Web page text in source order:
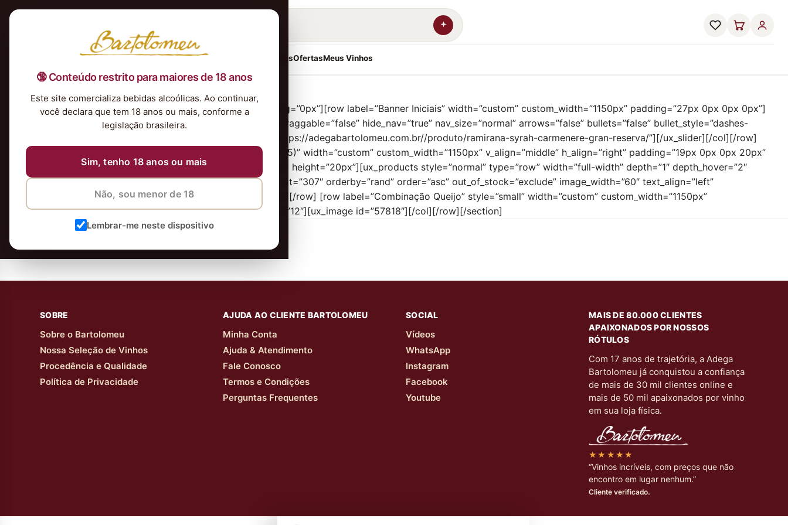
🔞 Conteúdo restrito para maiores de 18 anos
Este site comercializa bebidas alcoólicas. Ao continuar,
você declara que tem 18 anos ou mais, conforme a
legislação brasileira.
Sim, tenho 18 anos ou mais
Não, sou menor de 18
Lembrar-me neste dispositivo
Nossa Seleção TintosBrancosEspumantesRosés Kits & PresentesOfertasMeus Vinhos
Harmonização Churrasco
[section label=”Tudo” bg_color=”rgb(245, 245, 245)” padding=”0px”][row label=”Banner Iniciais” width=”custom” custom_width=”1150px” padding=”27px 0px 0px 0px”]
[col span__sm=”12″][ux_slider type=”fade” infinitive=”false” draggable=”false” hide_nav=”true” nav_size=”normal” arrows=”false” bullets=”false” bullet_style=”dashes-
spaced”][ux_image id=”62581″ image_size=”original” link=”https://adegabartolomeu.com.br//produto/ramirana-syrah-carmenere-gran-reserva/”][/ux_slider][/col][/row]
[row label=”SAFRAS EXCLUSIVAS” col_bg=”rgb(255, 255, 255)” width=”custom” custom_width=”1150px” v_align=”middle” h_align=”right” padding=”19px 0px 0px 20px”
depth=”1″][col span__sm=”12″ align=”left” bg_radius=”5″][gap height=”20px”][ux_products style=”normal” type=”row” width=”full-width” depth=”1″ depth_hover=”2″
show_rating=”0″ show_quick_view=”0″ equalize_box=”true” cat=”307″ orderby=”rand” order=”asc” out_of_stock=”exclude” image_width=”60″ text_align=”left”
text_padding=”0px 0px 15px 10px”][gap height=”20px”][/col][/row] [row label=”Combinação Queijo” style=”small” width=”custom” custom_width=”1150px”
h_align=”center” padding=”0px 0px 0px 0px”][col span__sm=”12″][ux_image id=”57818″][/col][/row][/section]
SOBRE
Sobre o Bartolomeu
Nossa Seleção de Vinhos
Procedência e Qualidade
Política de Privacidade
AJUDA AO CLIENTE BARTOLOMEU
Minha Conta
Ajuda & Atendimento
Fale Conosco
Termos e Condições
Perguntas Frequentes
SOCIAL
Vídeos
WhatsApp
Instagram
Facebook
Youtube
MAIS DE 80.000 CLIENTES
APAIXONADOS POR NOSSOS
RÓTULOS
Com 17 anos de trajetória, a Adega
Bartolomeu já conquistou a confiança
de mais de 30 mil clientes online e
mais de 50 mil apaixonados por vinho
em sua loja física.
★★★★★
“Vinhos incríveis, com preços que não
encontro em lugar nenhum.”
Cliente verificado.